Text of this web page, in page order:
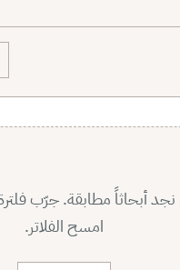
أبحاثاً مطابقة. جرّب
امسح الفلاتر.